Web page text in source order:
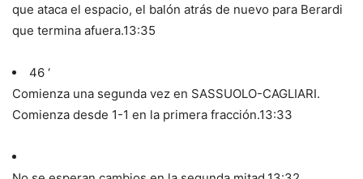
que ataca el espacio, el balón atrás de nuevo para Berardi
que termina afuera.13:35
46 ‘
Comienza una segunda vez en SASSUOLO-CAGLIARI.
Comienza desde 1-1 en la primera fracción.13:33